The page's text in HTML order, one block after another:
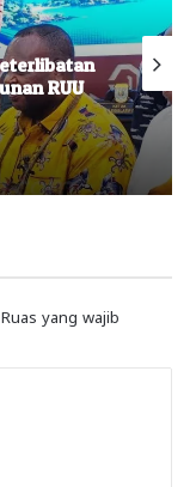
RUU
Ruas yang wajib